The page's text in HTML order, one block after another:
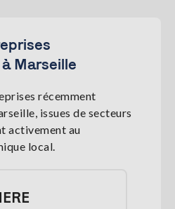
Marseille
récemment
issues de secteurs
activement au
local.